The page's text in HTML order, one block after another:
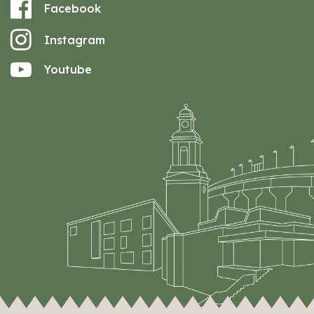
Facebook
Instagram
Youtube